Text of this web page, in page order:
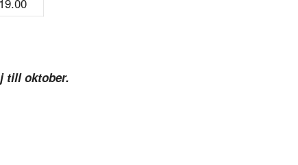
till oktober.